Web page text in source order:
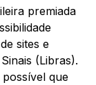
premiada
sites e
(Libras).
que